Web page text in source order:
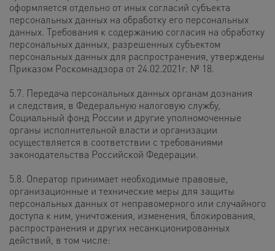
оформляется отдельно от иных согласий субъекта
персональных данных на обработку его персональных
данных. Требования к содержанию согласия на обработку
персональных данных, разрешенных субъектом
персональных данных для распространения, утверждены
Приказом Роскомнадзора от 24.02.2021г. № 18.
5.7. Передача персональных данных органам дознания
и следствия, в Федеральную налоговую службу,
Социальный фонд России и другие уполномоченные
органы исполнительной власти и организации
осуществляется в соответствии с требованиями
законодательства Российской Федерации.
5.8. Оператор принимает необходимые правовые,
организационные и технические меры для защиты
персональных данных от неправомерного или случайного
доступа к ним, уничтожения, изменения, блокирования,
распространения и других несанкционированных
действий, в том числе: